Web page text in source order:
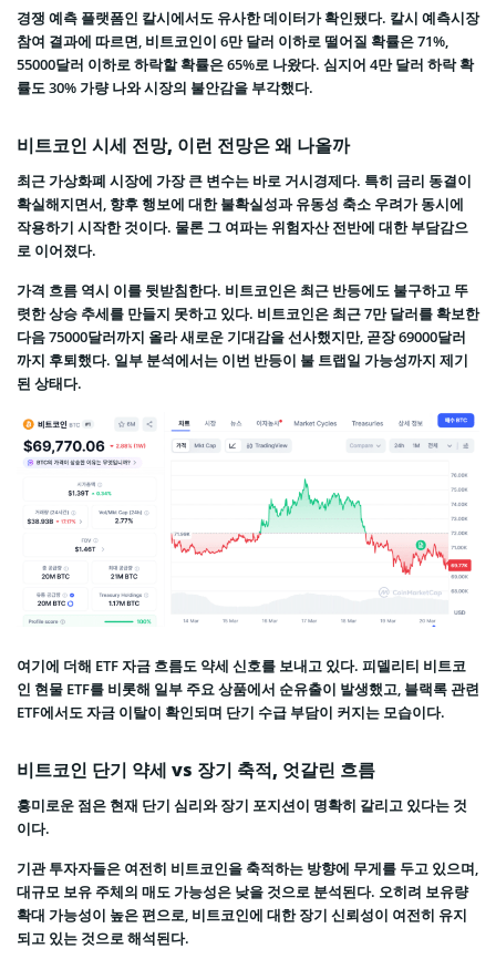
경쟁 예측 플랫폼인 칼시에서도 유사한 데이터가 확인됐다. 칼시 예측시장
참여 결과에 따르면, 비트코인이 6만 달러 이하로 떨어질 확률은 71%,
55000달러 이하로 하락할 확률은 65%로 나왔다. 심지어 4만 달러 하락 확
률도 30% 가량 나와 시장의 불안감을 부각했다.
비트코인 시세 전망, 이런 전망은 왜 나올까
최근 가상화폐 시장에 가장 큰 변수는 바로 거시경제다. 특히 금리 동결이
확실해지면서, 향후 행보에 대한 불확실성과 유동성 축소 우려가 동시에
작용하기 시작한 것이다. 물론 그 여파는 위험자산 전반에 대한 부담감으
로 이어졌다.
가격 흐름 역시 이를 뒷받침한다. 비트코인은 최근 반등에도 불구하고 뚜
렷한 상승 추세를 만들지 못하고 있다. 비트코인은 최근 7만 달러를 확보한
다음 75000달러까지 올라 새로운 기대감을 선사했지만, 곧장 69000달러
까지 후퇴했다. 일부 분석에서는 이번 반등이 불 트랩일 가능성까지 제기
된 상태다.
여기에 더해 ETF 자금 흐름도 약세 신호를 보내고 있다. 피델리티 비트코
인 현물 ETF를 비롯해 일부 주요 상품에서 순유출이 발생했고, 블랙록 관련
ETF에서도 자금 이탈이 확인되며 단기 수급 부담이 커지는 모습이다.
비트코인 단기 약세 vs 장기 축적, 엇갈린 흐름
흥미로운 점은 현재 단기 심리와 장기 포지션이 명확히 갈리고 있다는 것
이다.
기관 투자자들은 여전히 비트코인을 축적하는 방향에 무게를 두고 있으며,
대규모 보유 주체의 매도 가능성은 낮을 것으로 분석된다. 오히려 보유량
확대 가능성이 높은 편으로, 비트코인에 대한 장기 신뢰성이 여전히 유지
되고 있는 것으로 해석된다.